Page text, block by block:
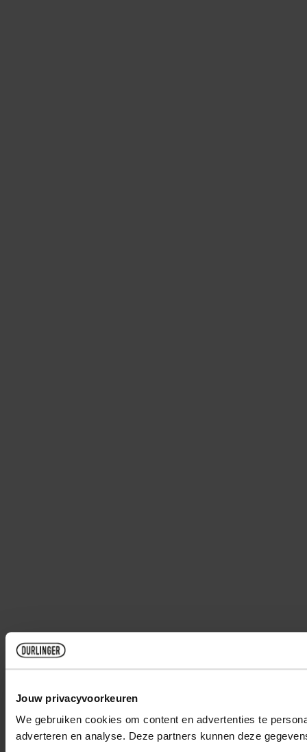
Jouw privacyvoorkeuren
We gebruiken cookies om content en advertenties te
adverteren en analyse. Deze partners kunnen deze